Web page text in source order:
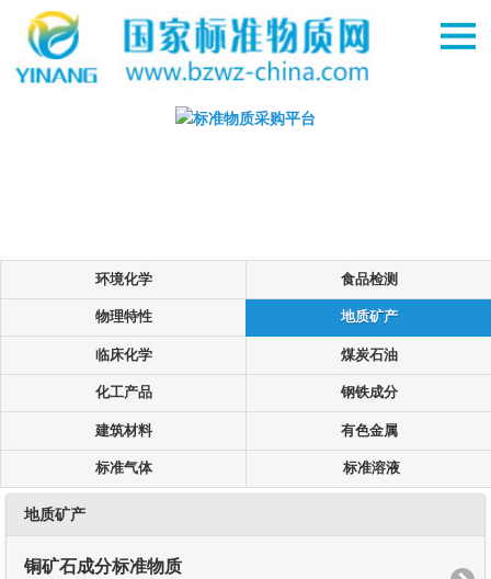
环境化学 食品检测
物理特性 地质矿产
临床化学 煤炭石油
化工产品 钢铁成分
建筑材料 有色金属
标准气体 标准溶液
地质矿产
铜矿石成分标准物质